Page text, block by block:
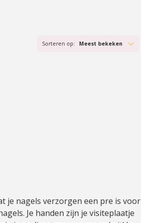
Sorteren op: Meest bekeken
je nagels verzorgen een pre is voor
Je handen zijn je visiteplaatje